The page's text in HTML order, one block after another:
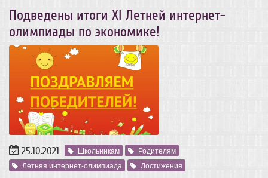
Подведены итоги XI Летней интернет-
олимпиады по экономике!
25.10.2021 Школьникам
Родителям
Летняя интернет-олимпиада
Достижения